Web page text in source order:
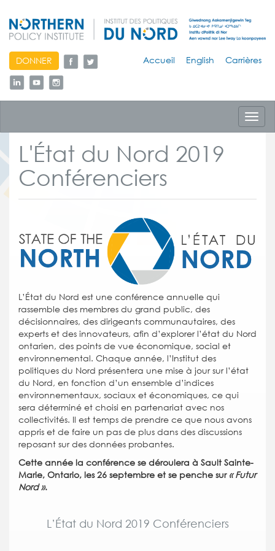
skip
to
content
DONNER Accueil English Carrières
L'État du Nord 2019
Conférenciers
L’État du Nord est une conférence annuelle qui
rassemble des membres du grand public, des
décisionnaires, des dirigeants communautaires, des
experts et des innovateurs, afin d’explorer l’état du Nord
ontarien, des points de vue économique, social et
environnemental. Chaque année, l’Institut des
politiques du Nord présentera une mise à jour sur l’état
du Nord, en fonction d’un ensemble d’indices
environnementaux, sociaux et économiques, ce qui
sera déterminé et choisi en partenariat avec nos
collectivités. Il est temps de prendre ce que nous avons
appris et de faire un pas de plus dans des discussions
reposant sur des données probantes.
Cette année la conférence se déroulera à Sault Sainte-
Marie, Ontario, les 26 septembre et se penche sur « Futur
Nord ».
L’État du Nord 2019 Conférenciers